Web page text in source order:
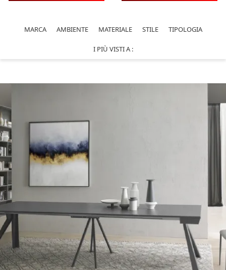
MARCA AMBIENTE MATERIALE STILE TIPOLOGIA
I PIÙ VISTI A :